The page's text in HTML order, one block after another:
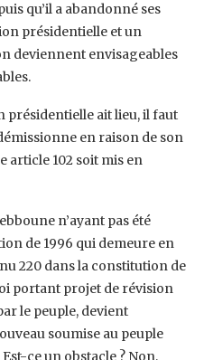
qu’il a abandonné ses
présidentielle et ‎un
deviennent envisageables
présidentielle ait lieu, il faut
en raison de son
article 102 soit mis en
n’ayant pas été
de 1996 qui ‎demeure en
220 dans la constitution de
portant projet de révision
le peuple, devient
soumise au peuple
ce un obstacle ? Non,